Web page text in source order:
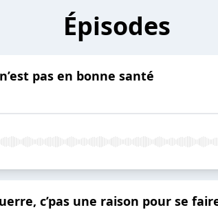
Épisodes
pas en bonne santé
c’pas une raison pour se